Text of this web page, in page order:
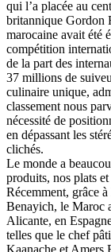
qui l’a placée au
britannique Gordon
marocaine avait été
compétition
de la part des
37 millions de
culinaire unique,
classement nous
nécessité de
en dépassant les
clichés.
Le monde a
produits, nos plats
Récemment, grâce
Benayich, le Maroc
Alicante, en
telles que le chef
Kaanache et Amers